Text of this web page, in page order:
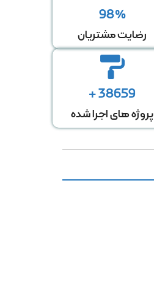
98%
رضایت مشتریان
38659 +
پروژه های اجرا شده